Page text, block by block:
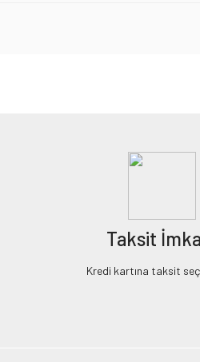
Taksit
Kredi kartına taksit